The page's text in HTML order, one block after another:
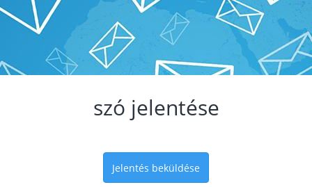
szó jelentése
Jelentés beküldése